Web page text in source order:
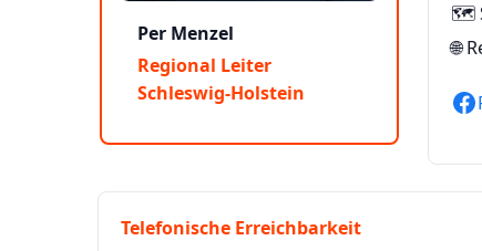
Per Menzel
Regional Leiter
Schleswig-Holstein
🗺️
🌐
Telefonische Erreichbarkeit